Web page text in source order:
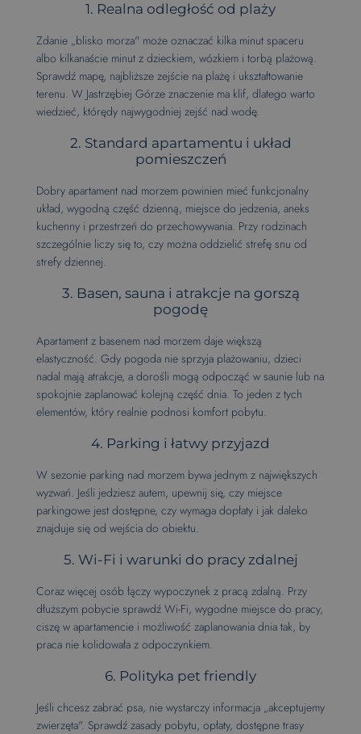
1. Realna odległość od plaży
Zdanie „blisko morza" może oznaczać kilka minut spaceru
albo kilkanaście minut z dzieckiem, wózkiem i torbą plażową.
Sprawdź mapę, najbliższe zejście na plażę i ukształtowanie
terenu. W Jastrzębiej Górze znaczenie ma klif, dlatego warto
wiedzieć, którędy najwygodniej zejść nad wodę.
2. Standard apartamentu i układ
pomieszczeń
Dobry apartament nad morzem powinien mieć funkcjonalny
układ, wygodną część dzienną, miejsce do jedzenia, aneks
kuchenny i przestrzeń do przechowywania. Przy rodzinach
szczególnie liczy się to, czy można oddzielić strefę snu od
strefy dziennej.
3. Basen, sauna i atrakcje na gorszą
pogodę
Apartament z basenem nad morzem daje większą
elastyczność. Gdy pogoda nie sprzyja plażowaniu, dzieci
nadal mają atrakcje, a dorośli mogą odpocząć w saunie lub na
spokojnie zaplanować kolejną część dnia. To jeden z tych
elementów, który realnie podnosi komfort pobytu.
4. Parking i łatwy przyjazd
W sezonie parking nad morzem bywa jednym z największych
wyzwań. Jeśli jedziesz autem, upewnij się, czy miejsce
parkingowe jest dostępne, czy wymaga dopłaty i jak daleko
znajduje się od wejścia do obiektu.
5. Wi-Fi i warunki do pracy zdalnej
Coraz więcej osób łączy wypoczynek z pracą zdalną. Przy
dłuższym pobycie sprawdź Wi-Fi, wygodne miejsce do pracy,
ciszę w apartamencie i możliwość zaplanowania dnia tak, by
praca nie kolidowała z odpoczynkiem.
6. Polityka pet friendly
Jeśli chcesz zabrać psa, nie wystarczy informacja „akceptujemy
zwierzęta". Sprawdź zasady pobytu, opłaty, dostępne trasy